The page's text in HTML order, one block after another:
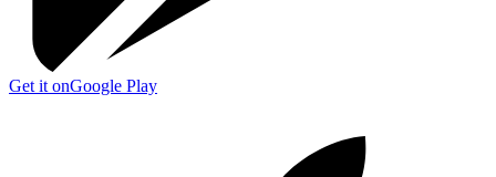
Get it onGoogle Play